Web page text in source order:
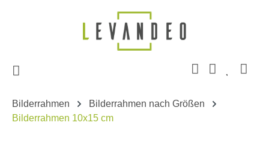
Zum Hauptinhalt springen
Bilderrahmen
Bilderrahmen nach Größen
Bilderrahmen 10x15 cm